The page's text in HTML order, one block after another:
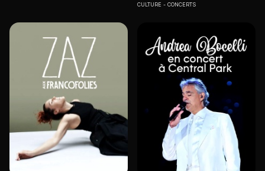
CULTURE CONCERTS